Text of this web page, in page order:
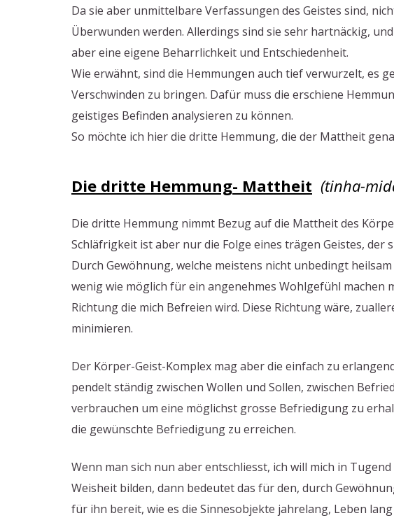
Da sie aber unmittelbare Verfassungen des Geistes sind,
Überwunden werden. Allerdings sind sie sehr hartnäckig,
aber eine eigene Beharrlichkeit und Entschiedenheit.
Wie erwähnt, sind die Hemmungen auch tief verwurzelt, es
Verschwinden zu bringen. Dafür muss die erschiene
geistiges Befinden analysieren zu können.
So möchte ich hier die dritte Hemmung, die der Mattheit
Die dritte Hemmung- Mattheit (tinha-
Die dritte Hemmung nimmt Bezug auf die Mattheit des
Schläfrigkeit ist aber nur die Folge eines trägen Geistes,
Durch Gewöhnung, welche meistens nicht unbedingt
wenig wie möglich für ein angenehmes Wohlgefühl machen
Richtung die mich Befreien wird. Diese Richtung wäre,
minimieren.
Der Körper-Geist-Komplex mag aber die einfach zu
pendelt ständig zwischen Wollen und Sollen, zwischen
verbrauchen um eine möglichst grosse Befriedigung zu
die gewünschte Befriedigung zu erreichen.
Wenn man sich nun aber entschliesst, ich will mich in
Weisheit bilden, dann bedeutet das für den, durch
für ihn bereit, wie es die Sinnesobjekte jahrelang, Leben